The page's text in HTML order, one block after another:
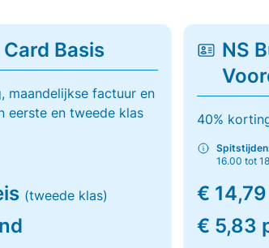
Basis
maandelijkse factuur en
eerste en tweede klas
(tweede klas)
NS
40%
16.00 tot
€
€ 5,83